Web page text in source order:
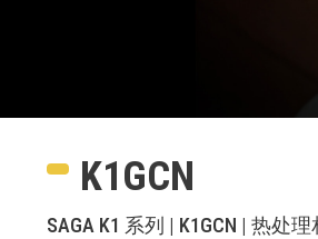
K1GCN
SAGA K1 系列 | K1GCN | 热